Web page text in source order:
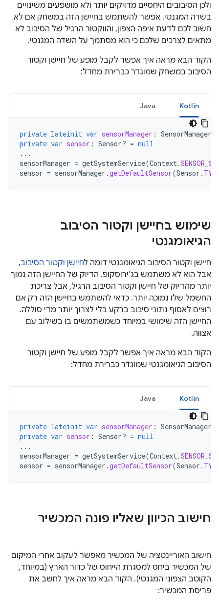
ולכן הסיבובים היחסיים מדויקים יותר ולא מושפעים משינויים
בשדה המגנטי. אפשר להשתמש בחיישן הזה במשחק אם לא
חשוב לכם לדעת איפה הצפון, והווקטור הרגיל של הסיבוב לא
מתאים לצרכים שלכם כי הוא מסתמך על השדה המגנטי.
הקוד הבא מראה איך אפשר לקבל מופע של חיישן וקטור
הסיבוב במשחק שמוגדר כברירת מחדל:
Kotlin
Java
private lateinit var sensorManager : SensorManager
private var sensor : Sensor? = null
...
sensorManager = getSystemService(Context.
sensor = sensorManager .getDefaultSensor(Sensor .
שימוש בחיישן וקטור הסיבוב
הגיאומגנטי
חיישן וקטור הסיבוב הגיאומגנטי דומה לחיישן וקטור הסיבוב,
אבל הוא לא משתמש בג'ירוסקופ. הדיוק של החיישן הזה נמוך
יותר מהדיוק של חיישן וקטור הסיבוב הרגיל, אבל צריכת
החשמל שלו נמוכה יותר. כדאי להשתמש בחיישן הזה רק אם
רוצים לאסוף נתוני סיבוב ברקע בלי לצרוך יותר מדי סוללה.
החיישן הזה שימושי במיוחד כשמשתמשים בו בשילוב עם
אצווה.
הקוד הבא מראה איך אפשר לקבל מופע של חיישן וקטור
הסיבוב הגיאומגנטי שמוגדר כברירת מחדל:
Kotlin
Java
private lateinit var sensorManager : SensorManager
private var sensor : Sensor? = null
...
sensorManager = getSystemService(Context.
sensor = sensorManager .getDefaultSensor(Sensor .
חישוב הכיוון שאליו פונה המכשיר
חישוב האוריינטציה של המכשיר מאפשר לעקוב אחרי המיקום
של המכשיר ביחס למסגרת הייחוס של כדור הארץ (במיוחד,
הקוטב הצפוני המגנטי). הקוד הבא מראה איך לחשב את
פריסת המכשיר: